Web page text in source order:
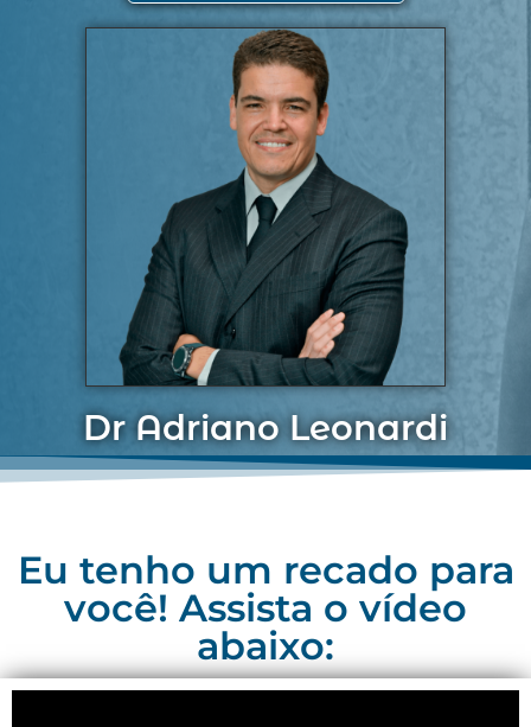
Dr Adriano Leonardi
Eu tenho um recado para
você! Assista o vídeo
abaixo: